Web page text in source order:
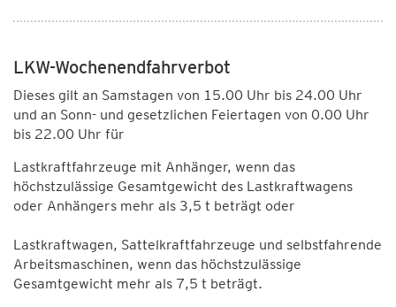
LKW-Wochenendfahrverbot
Dieses gilt an Samstagen von 15.00 Uhr bis 24.00 Uhr
und an Sonn- und gesetzlichen Feiertagen von 0.00 Uhr
bis 22.00 Uhr für
Lastkraftfahrzeuge mit Anhänger, wenn das
höchstzulässige Gesamtgewicht des Lastkraftwagens
oder Anhängers mehr als 3,5 t beträgt oder
Lastkraftwagen, Sattelkraftfahrzeuge und selbstfahrende
Arbeitsmaschinen, wenn das höchstzulässige
Gesamtgewicht mehr als 7,5 t beträgt.